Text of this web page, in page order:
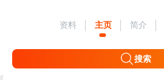
资料 主页 简介
搜索